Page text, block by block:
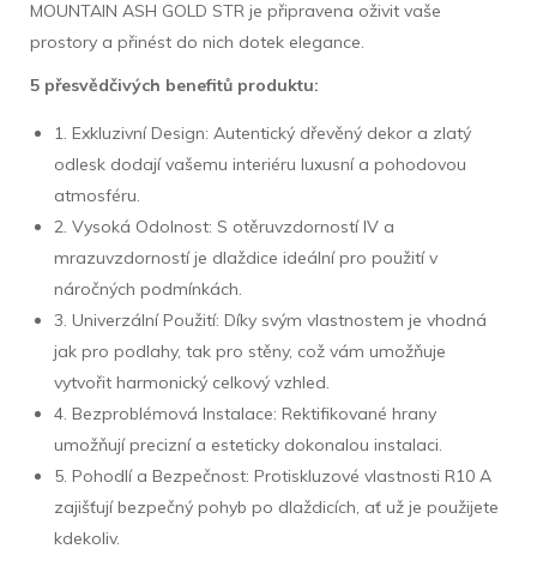
MOUNTAIN ASH GOLD STR je připravena oživit vaše
prostory a přinést do nich dotek elegance.
5 přesvědčivých benefitů produktu:
1. Exkluzivní Design: Autentický dřevěný dekor a zlatý
odlesk dodají vašemu interiéru luxusní a pohodovou
atmosféru.
2. Vysoká Odolnost: S otěruvzdorností IV a
mrazuvzdorností je dlaždice ideální pro použití v
náročných podmínkách.
3. Univerzální Použití: Díky svým vlastnostem je vhodná
jak pro podlahy, tak pro stěny, což vám umožňuje
vytvořit harmonický celkový vzhled.
4. Bezproblémová Instalace: Rektifikované hrany
umožňují precizní a esteticky dokonalou instalaci.
5. Pohodlí a Bezpečnost: Protiskluzové vlastnosti R10 A
zajišťují bezpečný pohyb po dlaždicích, ať už je použijete
kdekoliv.